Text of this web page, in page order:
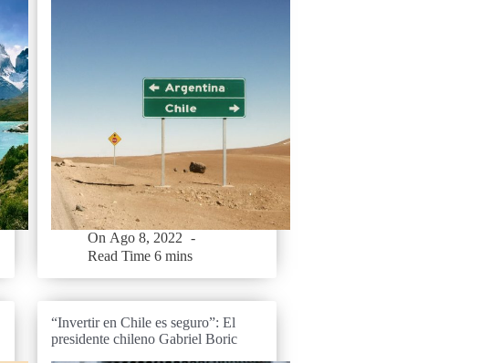
On Ago 8, 2022
Read Time 6 mins
“Invertir en Chile es seguro”: El
presidente chileno Gabriel Boric